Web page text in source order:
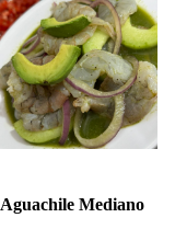
Aguachile Mediano